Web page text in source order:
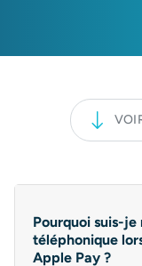
Pourquoi suis-
téléphonique
Apple Pay ?